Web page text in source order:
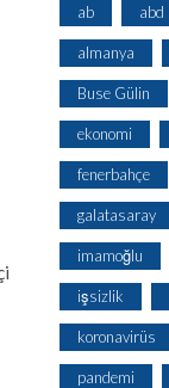
ab abd
almanya
Buse Gülin
ekonomi
fenerbahçe
galatasaray
imamoğlu
işsizlik
koronavirüs
pandemi